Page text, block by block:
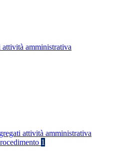
attività amministrativa
attività amministrativa
1